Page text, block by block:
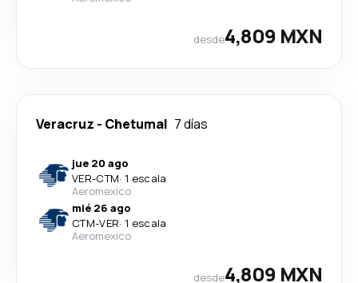
desde4,809 MXN
Veracruz - Chetumal 7 días
jue 20 ago
VER-CTM· 1 escala
Aeromexico
mié 26 ago
CTM-VER· 1 escala
Aeromexico
desde4,809 MXN